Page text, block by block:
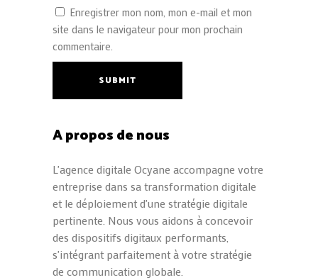
Enregistrer mon nom, mon e-mail et mon
site dans le navigateur pour mon prochain
commentaire.
SUBMIT
A propos de nous
L'agence digitale Ocyane accompagne votre
entreprise dans sa transformation digitale
et le déploiement d'une stratégie digitale
pertinente. Nous vous aidons à concevoir
des dispositifs digitaux performants,
s'intégrant parfaitement à votre stratégie
de communication globale.